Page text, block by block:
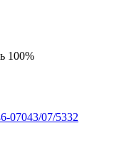
100%
07043/07/5332